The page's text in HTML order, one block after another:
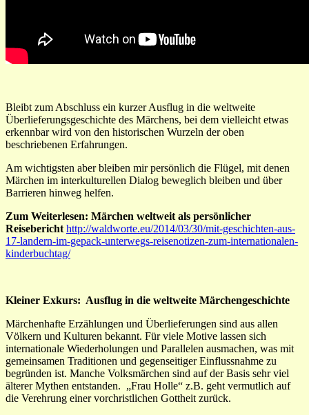
Bleibt zum Abschluss ein kurzer Ausflug in die weltweite
Überlieferungsgeschichte des Märchens, bei dem vielleicht etwas
erkennbar wird von den historischen Wurzeln der oben
beschriebenen Erfahrungen.
Am wichtigsten aber bleiben mir persönlich die Flügel, mit denen
Märchen im interkulturellen Dialog beweglich bleiben und über
Barrieren hinweg helfen.
Zum Weiterlesen: Märchen weltweit als persönlicher
Reisebericht http://waldworte.eu/2014/03/30/mit-geschichten-aus-
17-landern-im-gepack-unterwegs-reisenotizen-zum-internationalen-
kinderbuchtag/
Kleiner Exkurs: Ausflug in die weltweite Märchengeschichte
Märchenhafte Erzählungen und Überlieferungen sind aus allen
Völkern und Kulturen bekannt. Für viele Motive lassen sich
internationale Wiederholungen und Parallelen ausmachen, was mit
gemeinsamen Traditionen und gegenseitiger Einflussnahme zu
begründen ist. Manche Volksmärchen sind auf der Basis sehr viel
älterer Mythen entstanden. „Frau Holle“ z.B. geht vermutlich auf
die Verehrung einer vorchristlichen Gottheit zurück.